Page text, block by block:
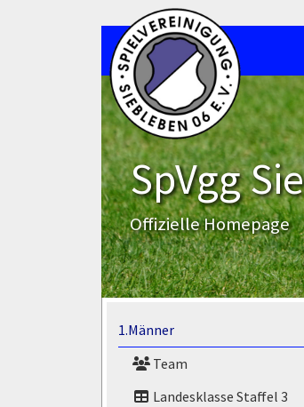
SpVgg
Offizielle Homepage
1.Männer
Team
Landesklasse Staffel 3